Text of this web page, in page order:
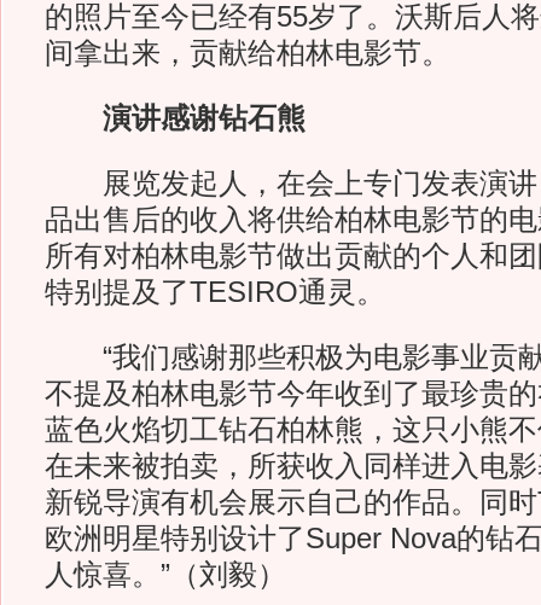
的照片至今已经有55岁了。沃斯后人
间拿出来，贡献给柏林电影节。
演讲感谢钻石熊
展览发起人，在会上专门发表演讲
品出售后的收入将供给柏林电影节的
所有对柏林电影节做出贡献的个人和
特别提及了TESIRO通灵。
“我们感谢那些积极为电影事业贡
不提及柏林电影节今年收到了最珍贵
蓝色火焰切工钻石柏林熊，这只小熊
在未来被拍卖，所获收入同样进入电
新锐导演有机会展示自己的作品。同
欧洲明星特别设计了Super Nova的钻
人惊喜。”（刘毅）